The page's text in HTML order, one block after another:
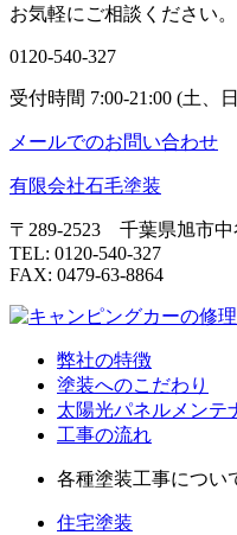
お気軽にご相談ください。
0120-540-327
受付時間 7:00-21:00 (土、
メールでのお問い合わせ
有限会社石毛塗装
〒289-2523 千葉県旭市中
TEL: 0120-540-327
FAX: 0479-63-8864
弊社の特徴
塗装へのこだわり
太陽光パネルメンテ
工事の流れ
各種塗装工事につい
住宅塗装